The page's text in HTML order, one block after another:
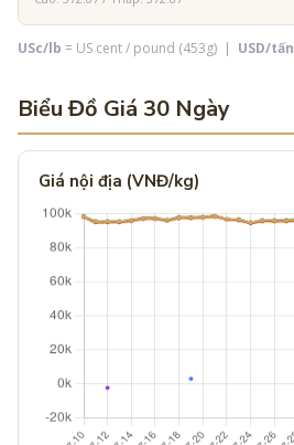
USc/lb = US cent / pound (453g) | USD/tấn
Biểu Đồ Giá 30 Ngày
Giá nội địa (VNĐ/kg)